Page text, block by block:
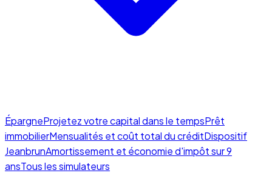
ÉpargneProjetez votre capital dans le tempsPrêt
immobilierMensualités et coût total du créditDispositif
JeanbrunAmortissement et économie d'impôt sur 9
ansTous les simulateurs